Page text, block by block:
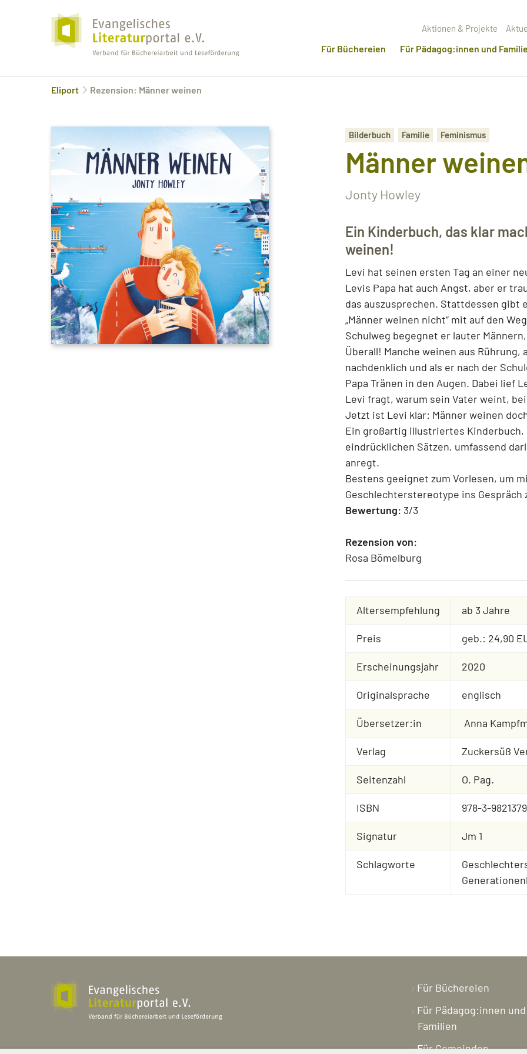
Aktionen & Projekte
Für Büchereien Für Pädagog:innen und
Eliport Rezension: Männer weinen
Bilderbuch Familie Feminismus
Männer
Jonty Howley
Ein Kinderbuch, das klar
weinen!
Levi hat seinen ersten Tag an einer
Levis Papa hat auch Angst, aber er
das auszusprechen. Stattdessen gibt
„Männer weinen nicht“ mit auf den
Schulweg begegnet er lauter
Überall! Manche weinen aus
nachdenklich und als er nach der
Papa Tränen in den Augen. Dabei lief
Levi fragt, warum sein Vater weint,
Jetzt ist Levi klar: Männer weinen
Ein großartig illustriertes
eindrücklichen Sätzen, umfassend
anregt.
Bestens geeignet zum Vorlesen, um
Geschlechterstereotype ins Gespräch
Bewertung: 3/3
Rezension von:
Rosa Bömelburg
Altersempfehlung ab 3 Jahre
Preis geb.: 24,90
Erscheinungsjahr 2020
Originalsprache englisch
Übersetzer:in Anna
Verlag Zuckersüß
Seitenzahl O. Pag.
ISBN 978-3-
Signatur Jm 1
Schlagworte
Für Büchereien
Für Pädagog:innen und
Familien
Für Gemeinden